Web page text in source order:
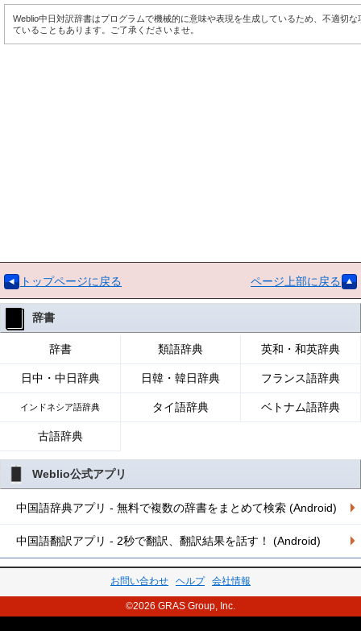
Weblio中日対訳辞書はプログラムで機械的に意味や表現を生成しているため、不適切な
ていることもあります。ご了承くださいませ。
トップページに戻る ページ上部に戻る
辞書
辞書 類語辞典 英和・和英辞典
日中・中日辞典 日韓・韓日辞典 フランス語辞典
インドネシア語辞典 タイ語辞典 ベトナム語辞典
古語辞典
Weblio公式アプリ
中国語辞典アプリ - 無料で複数の辞書をまとめて検索 (Android)
中国語翻訳アプリ - 2秒で翻訳、翻訳結果を話す！ (Android)
お問い合わせ ヘルプ 会社情報
©2026 GRAS Group, Inc.